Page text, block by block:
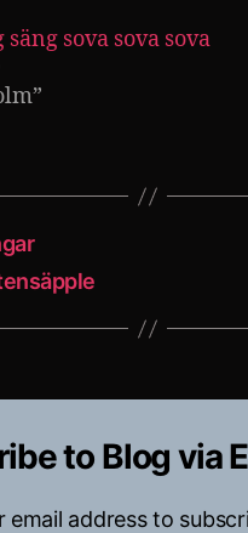
säng sova sova sova
to Blog via
email address to